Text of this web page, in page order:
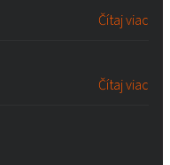
Čítaj viac
Čítaj viac